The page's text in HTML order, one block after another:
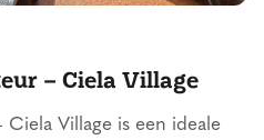
– Ciela Village
Village is een ideale